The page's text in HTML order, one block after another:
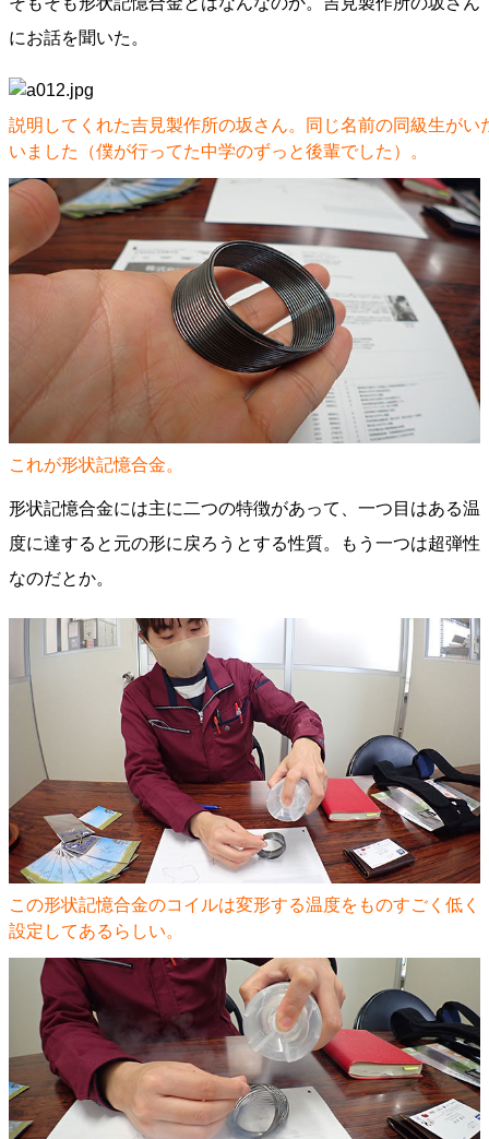
にお話を聞いた。
説明してくれた吉見製作所の坂さん。同じ名前の同級生がい
いました（僕が行ってた中学のずっと後輩でした）。
これが形状記憶合金。
形状記憶合金には主に二つの特徴があって、一つ目はある温
度に達すると元の形に戻ろうとする性質。もう一つは超弾性
なのだとか。
この形状記憶合金のコイルは変形する温度をものすごく低く
設定してあるらしい。